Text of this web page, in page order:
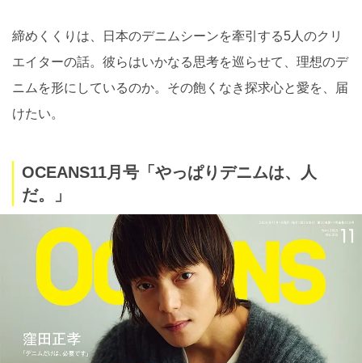
締めくくりは、日本のデニムシーンを牽引する5人のクリ
エイターの話。彼らはいかなる思考を巡らせて、理想のデ
ニムを形にしているのか。その飽くなき探求心と愛を、届
けたい。
OCEANS11月号「やっぱりデニムは、人
だ。」